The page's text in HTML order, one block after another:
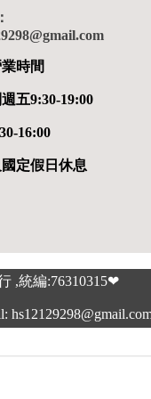
時間
五9:30-19:00
16:00
定假日休息
,統編:76310315❤